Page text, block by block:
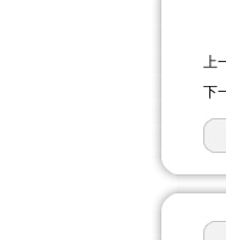
上
下